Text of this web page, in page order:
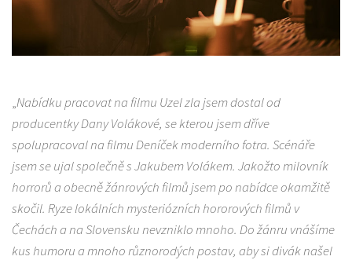
„Nabídku pracovat na filmu Uzel zla jsem dostal od
producentky Dany Volákové, se kterou jsem dříve
spolupracoval na filmu Deníček moderního fotra. Scénáře
jsem se ujal společně s Jakubem Volákem. Jakožto milovník
horrorů a obecně žánrových filmů jsem po nabídce okamžitě
skočil. Ryze lokálních mysteriózních hororových filmů v
Čechách a na Slovensku nevzniklo mnoho. Do žánru vnášíme
kus humoru a mnoho různorodých postav, aby si divák našel